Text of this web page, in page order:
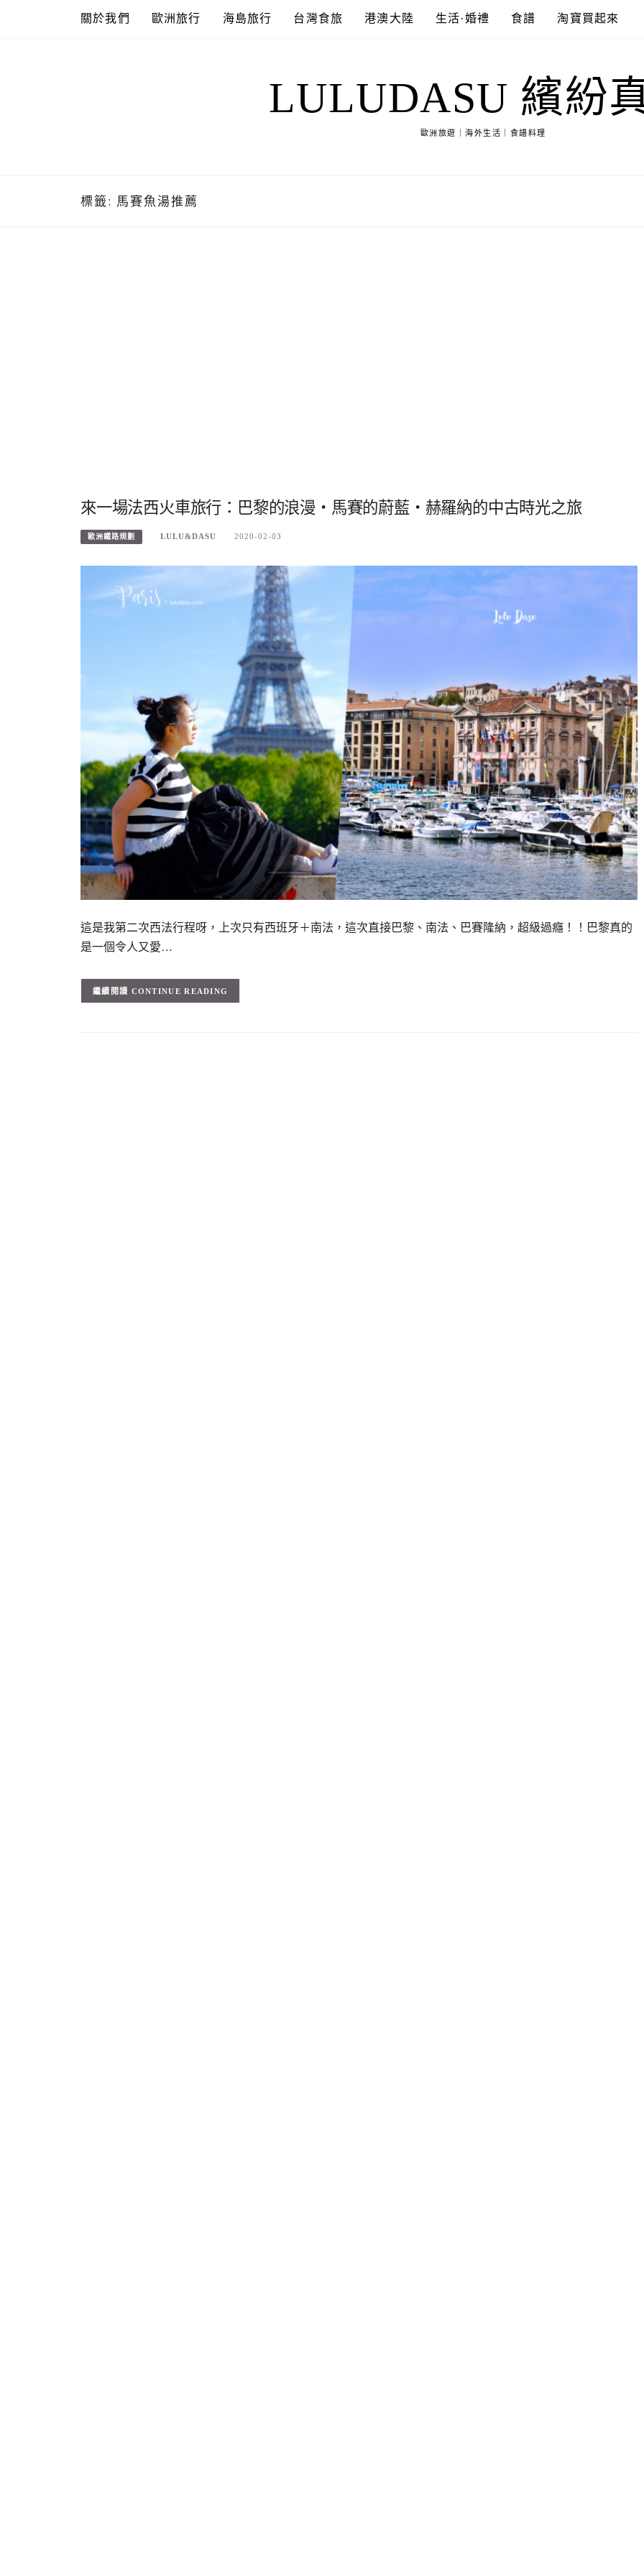
關於我們 歐洲旅行 海島旅行 台灣食旅 港澳大陸 生活·婚禮 食譜 淘寶買起來
LULUDASU 繽紛
歐洲旅遊｜海外生活｜食譜料理
標籤: 馬賽魚湯推薦
來一場法西火車旅行：巴黎的浪漫・馬賽的蔚藍・赫羅納的中古時光之旅
歐洲鐵路規劃 LULU&DASU 2020-02-03
這是我第二次西法行程呀，上次只有西班牙＋南法，這次直接巴黎、南法、巴賽隆納，超級過癮！！巴黎真的
是一個令人又愛…
CONTINUE READING